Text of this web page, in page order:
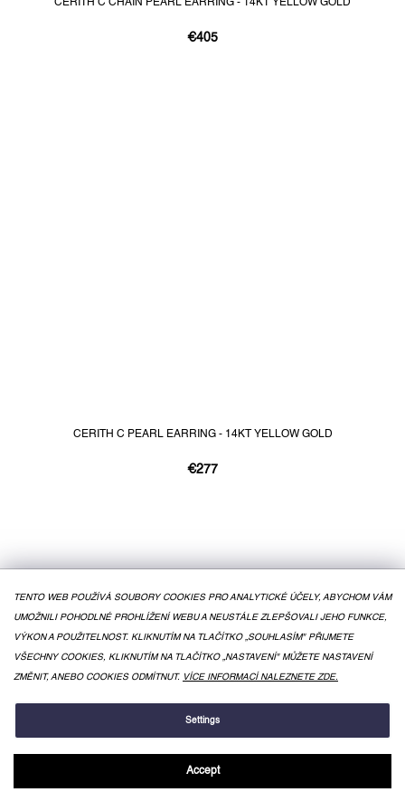
TENTO WEB POUŽÍVÁ SOUBORY COOKIES PRO ANALYTICKÉ ÚČELY, ABYCHOM VÁM
UMOŽNILI POHODLNÉ PROHLÍŽENÍ WEBU A NEUSTÁLE ZLEPŠOVALI JEHO FUNKCE,
VÝKON A POUŽITELNOST. KLIKNUTÍM NA TLAČÍTKO „SOUHLASÍM" PŘIJMETE
VŠECHNY COOKIES, KLIKNUTÍM NA TLAČÍTKO „NASTAVENÍ" MŮŽETE NASTAVENÍ
ZMĚNIT, ANEBO COOKIES ODMÍTNUT. VÍCE INFORMACÍ NALEZNETE ZDE.
Settings
Accept
CERITH C CHAIN PEARL EARRING - 14KT YELLOW GOLD
€405
CERITH C PEARL EARRING - 14KT YELLOW GOLD
€277